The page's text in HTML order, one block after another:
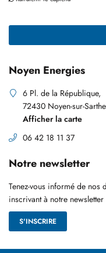
ET CLIMATISATION
AVIS
ACTUALITÉS
Noyen Energies
6 Pl. de la République,
72430 Noyen-sur-Sarthe
Afficher la carte
06 42 18 11 37
Notre newsletter
Tenez-vous informé de nos
inscrivant à notre newsletter
S'INSCRIRE